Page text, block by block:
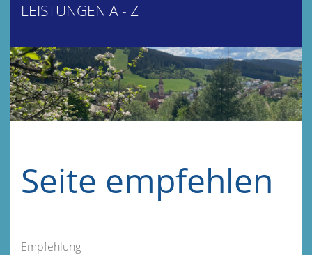
LEISTUNGEN A - Z
Seite empfehlen
Empfehlung